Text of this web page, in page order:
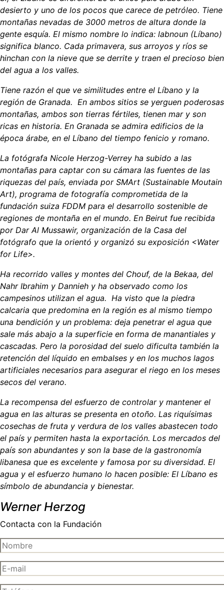
desierto y uno de los pocos que carece de petróleo. Tiene
montañas nevadas de 3000 metros de altura donde la
gente esquía. El mismo nombre lo indica: labnoun (Líbano)
significa blanco. Cada primavera, sus arroyos y ríos se
hinchan con la nieve que se derrite y traen el precioso bien
del agua a los valles.
Tiene razón el que ve similitudes entre el Líbano y la
región de Granada. En ambos sitios se yerguen poderosas
montañas, ambos son tierras fértiles, tienen mar y son
ricas en historia. En Granada se admira edificios de la
época árabe, en el Líbano del tiempo fenicio y romano.
La fotógrafa Nicole Herzog-Verrey ha subido a las
montañas para captar con su cámara las fuentes de las
riquezas del país, enviada por SMArt (Sustainable Moutain
Art), programa de fotografía comprometida de la
fundación suiza FDDM para el desarrollo sostenible de
regiones de montaña en el mundo. En Beirut fue recibida
por Dar Al Mussawir, organización de la Casa del
fotógrafo que la orientó y organizó su exposición <Water
for Life>.
Ha recorrido valles y montes del Chouf, de la Bekaa, del
Nahr Ibrahim y Dannieh y ha observado como los
campesinos utilizan el agua. Ha visto que la piedra
calcaria que predomina en la región es al mismo tiempo
una bendición y un problema: deja penetrar el agua que
sale más abajo a la superficie en forma de manantiales y
cascadas. Pero la porosidad del suelo dificulta también la
retención del líquido en embalses y en los muchos lagos
artificiales necesarios para asegurar el riego en los meses
secos del verano.
La recompensa del esfuerzo de controlar y mantener el
agua en las alturas se presenta en otoño. Las riquísimas
cosechas de fruta y verdura de los valles abastecen todo
el país y permiten hasta la exportación. Los mercados del
país son abundantes y son la base de la gastronomía
libanesa que es excelente y famosa por su diversidad. El
agua y el esfuerzo humano lo hacen posible: El Líbano es
símbolo de abundancia y bienestar.
Werner Herzog
Contacta con la Fundación